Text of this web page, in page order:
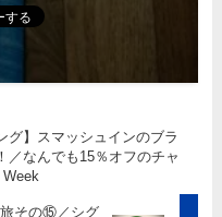
グ】スマッシュインのブラ
／なんでも15％オフのチャ
旅その⑮／シグ